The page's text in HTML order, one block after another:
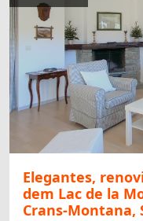
Elegantes,
dem Lac de la
Crans-Montana,